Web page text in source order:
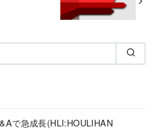
で急成長(HLI:HOULIHAN